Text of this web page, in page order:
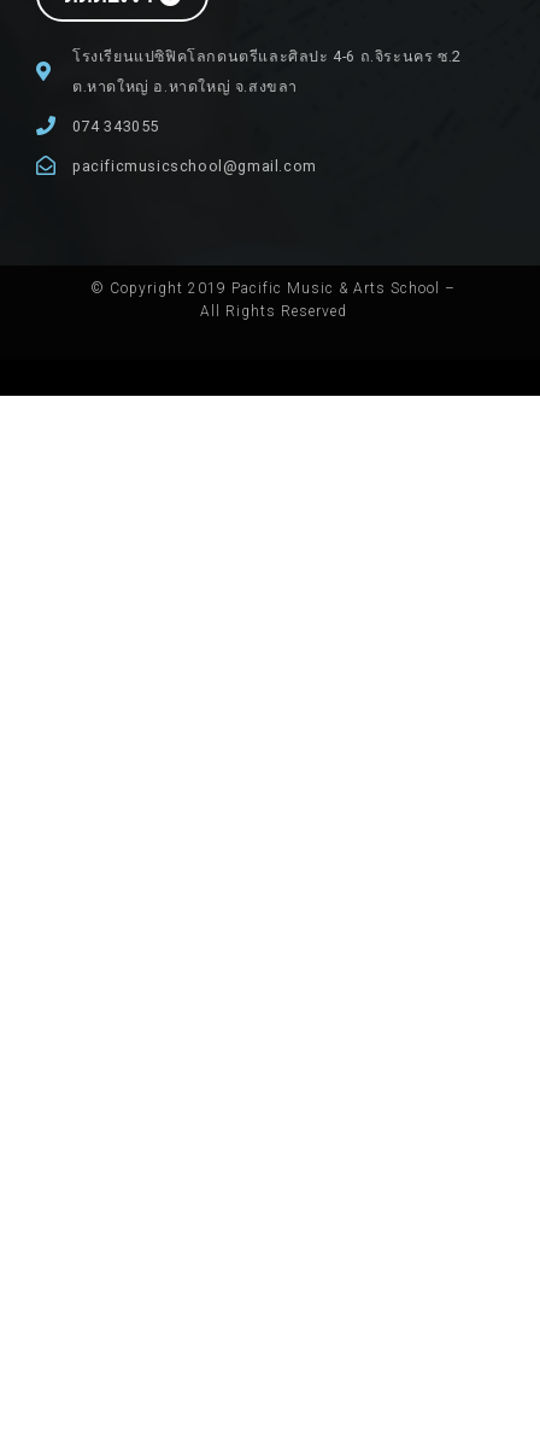
โรงเรียนแปซิฟิคโลกดนตรีและศิลปะ 4-6 ถ.จิระนคร ซ.2
ต.หาดใหญ่ อ.หาดใหญ่ จ.สงขลา
074 343055
pacificmusicschool@gmail.com
© Copyright 2019 Pacific Music & Arts School –
All Rights Reserved